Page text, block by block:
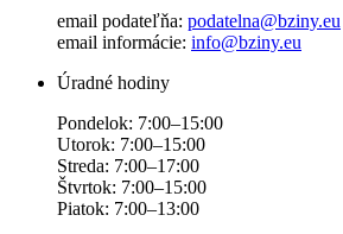
email podateľňa: podatelna@bziny.eu
email informácie: info@bziny.eu
Úradné hodiny
Pondelok: 7:00–15:00
Utorok: 7:00–15:00
Streda: 7:00–17:00
Štvrtok: 7:00–15:00
Piatok: 7:00–13:00